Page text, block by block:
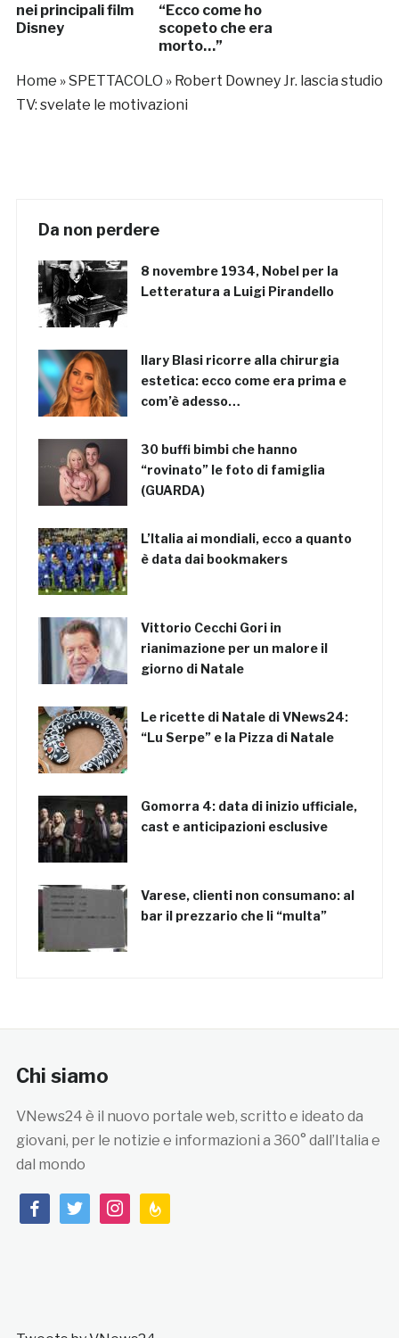
nei principali film
Disney
“Ecco come ho
scopeto che era
morto…”
Home »SPETTACOLO » Robert Downey Jr. lascia studio
TV: svelate le motivazioni
Da non perdere
8 novembre 1934, Nobel per la
Letteratura a Luigi Pirandello
Ilary Blasi ricorre alla chirurgia
estetica: ecco come era prima e
com’è adesso…
30 buffi bimbi che hanno
“rovinato” le foto di famiglia
(GUARDA)
L’Italia ai mondiali, ecco a quanto
è data dai bookmakers
Vittorio Cecchi Gori in
rianimazione per un malore il
giorno di Natale
Le ricette di Natale di VNews24:
“Lu Serpe” e la Pizza di Natale
Gomorra 4: data di inizio ufficiale,
cast e anticipazioni esclusive
Varese, clienti non consumano: al
bar il prezzario che li “multa”
Chi siamo
VNews24 è il nuovo portale web, scritto e ideato da
giovani, per le notizie e informazioni a 360° dall’Italia e
dal mondo
facebooktwitterinstagramfeedburner